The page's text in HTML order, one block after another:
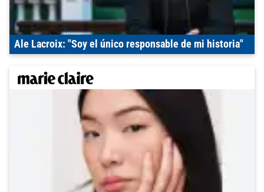
Ale Lacroix: "Soy el único responsable de mi historia"